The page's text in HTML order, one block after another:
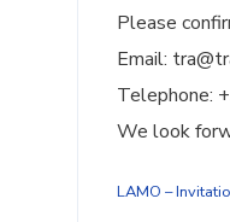
Please
Email:
Telephone:
We look
LAMO –